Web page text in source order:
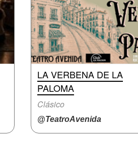
LA VERBENA DE LA
PALOMA
Clásico
@TeatroAvenida